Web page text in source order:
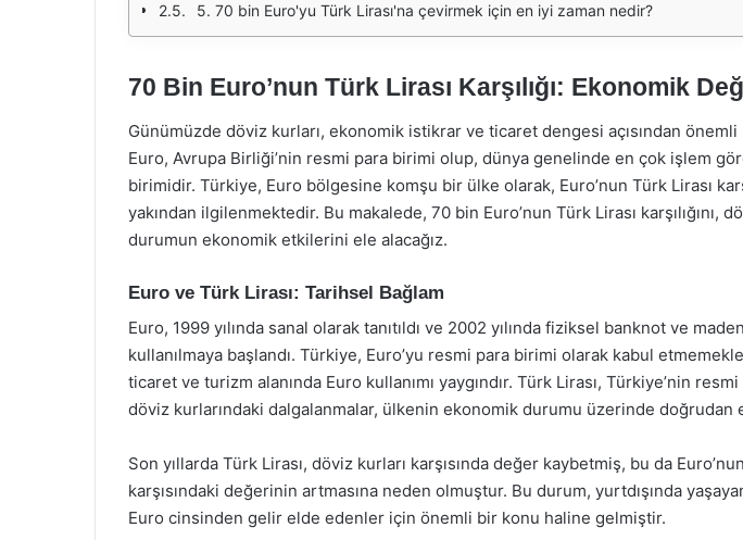
5. 70 bin Euro'yu Türk Lirası'na çevirmek için en iyi zaman nedir?
70 Bin Euro’nun Türk Lirası Karşılığı: Ekonomik
Günümüzde döviz kurları, ekonomik istikrar ve ticaret dengesi açısından önemli
Euro, Avrupa Birliği’nin resmi para birimi olup, dünya genelinde en çok işlem
birimidir. Türkiye, Euro bölgesine komşu bir ülke olarak, Euro’nun Türk Lirası
yakından ilgilenmektedir. Bu makalede, 70 bin Euro’nun Türk Lirası karşılığını,
durumun ekonomik etkilerini ele alacağız.
Euro ve Türk Lirası: Tarihsel Bağlam
Euro, 1999 yılında sanal olarak tanıtıldı ve 2002 yılında fiziksel banknot ve
kullanılmaya başlandı. Türkiye, Euro’yu resmi para birimi olarak kabul
ticaret ve turizm alanında Euro kullanımı yaygındır. Türk Lirası, Türkiye’nin
döviz kurlarındaki dalgalanmalar, ülkenin ekonomik durumu üzerinde doğrudan
Son yıllarda Türk Lirası, döviz kurları karşısında değer kaybetmiş, bu da
karşısındaki değerinin artmasına neden olmuştur. Bu durum, yurtdışında
Euro cinsinden gelir elde edenler için önemli bir konu haline gelmiştir.